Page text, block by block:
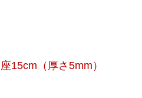
15cm（厚さ5mm）